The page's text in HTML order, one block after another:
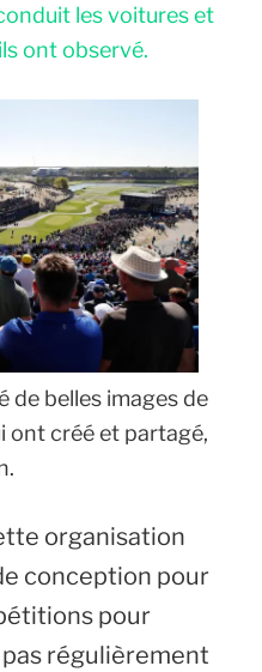
les voitures et
ont observé.
de belles images de
ont créé et partagé,
organisation
conception pour
pour
pas régulièrement